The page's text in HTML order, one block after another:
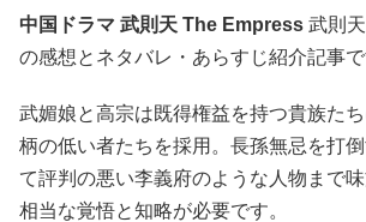
中国ドラマ 武則天 The Empress 武則
の感想とネタバレ・あらすじ紹介記事で
武媚娘と高宗は既得権益を持つ貴族た
柄の低い者たちを採用。長孫無忌を打
て評判の悪い李義府のような人物まで味
相当な覚悟と知略が必要です。